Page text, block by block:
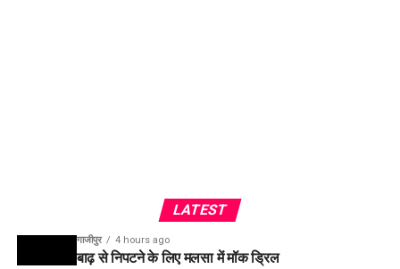
LATEST
गाजीपुर 4 hours ago
बाढ़ से निपटने के लिए मलसा में मॉक ड्रिल